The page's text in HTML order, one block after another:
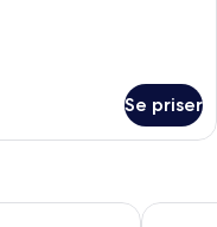
Se priser